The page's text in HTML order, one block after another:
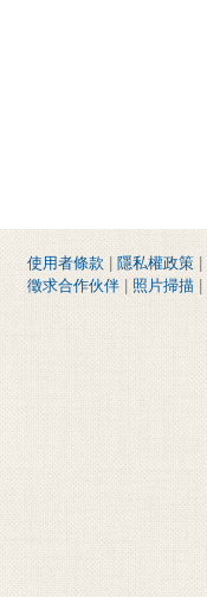
使用者條款 隱私權政策
徵求合作伙伴
照片掃描